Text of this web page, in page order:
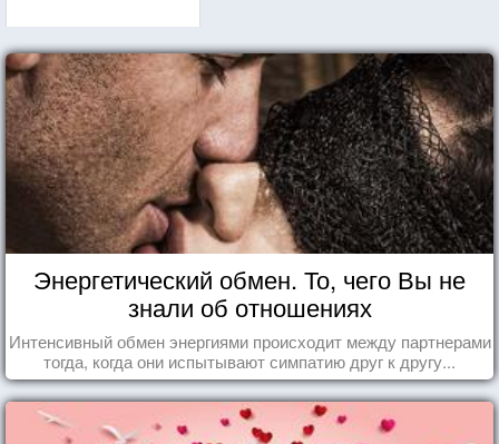
Энергетический обмен. То, чего Вы не
знали об отношениях
Интенсивный обмен энергиями происходит между партнерами
тогда, когда они испытывают симпатию друг к другу...